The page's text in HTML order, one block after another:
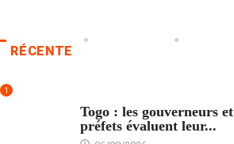
RÉCENTE
1
Togo : les gouverneurs et
préfets évaluent leur...